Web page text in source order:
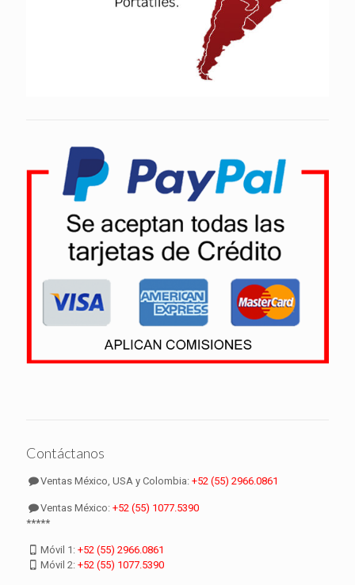
Contáctanos
Ventas México, USA y Colombia:+52 (55) 2966.0861
Ventas México:+52 (55) 1077.5390
*****
Móvil 1:+52 (55) 2966.0861
Móvil 2:+52 (55) 1077.5390